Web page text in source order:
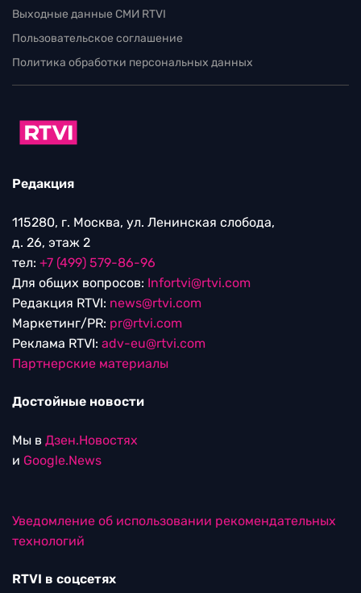
Выходные данные СМИ RTVI
Пользовательское соглашение
Политика обработки персональных данных
Редакция
115280, г. Москва, ул. Ленинская слобода,
д. 26, этаж 2
тел: +7 (499) 579-86-96
Для общих вопросов: Infortvi@rtvi.com
Редакция RTVI: news@rtvi.com
Маркетинг/PR: pr@rtvi.com
Реклама RTVI: adv-eu@rtvi.com
Партнерские материалы
Достойные новости
Мы в Дзен.Новостях
и Google.News
Уведомление об использовании рекомендательных
технологий
RTVI в соцсетях